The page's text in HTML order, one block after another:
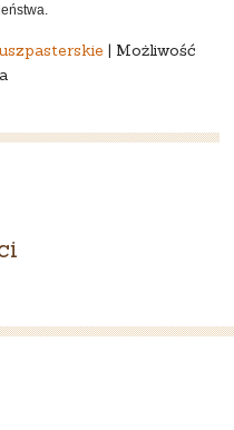
| Możliwość